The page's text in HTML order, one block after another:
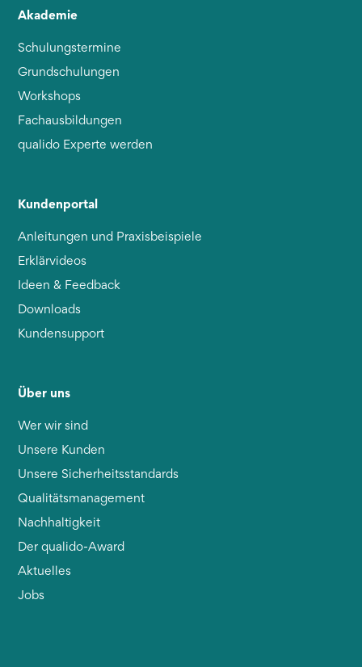
Akademie
Schulungstermine
Grundschulungen
Workshops
Fachausbildungen
qualido Experte werden
Kundenportal
Anleitungen und Praxisbeispiele
Erklärvideos
Ideen & Feedback
Downloads
Kundensupport
Über uns
Wer wir sind
Unsere Kunden
Unsere Sicherheitsstandards
Qualitätsmanagement
Nachhaltigkeit
Der qualido-Award
Aktuelles
Jobs